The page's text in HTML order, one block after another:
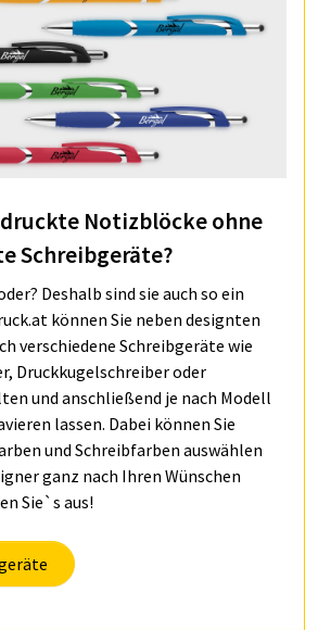
Notizblöcke ohne
Schreibgeräte?
Deshalb sind sie auch so ein
können Sie neben designten
verschiedene Schreibgeräte wie
Druckkugelschreiber oder
und anschließend je nach Modell
lassen. Dabei können Sie
und Schreibfarben auswählen
ganz nach Ihren Wünschen
Sie`s aus!